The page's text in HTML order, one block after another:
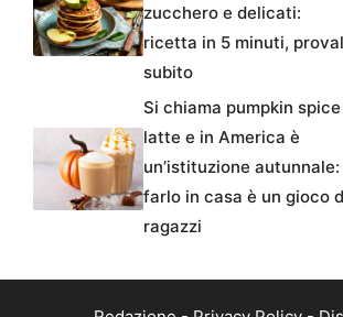
zucchero e delicati:
ricetta in 5 minuti,
subito
Si chiama pumpkin spice
latte e in America è
un’istituzione autunnale:
farlo in casa è un gioco
ragazzi